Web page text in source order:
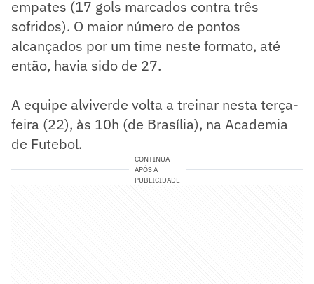
empates (17 gols marcados contra três
sofridos). O maior número de pontos
alcançados por um time neste formato, até
então, havia sido de 27.
A equipe alviverde volta a treinar nesta terça-
feira (22), às 10h (de Brasília), na Academia
de Futebol.
CONTINUA
APÓS A
PUBLICIDADE